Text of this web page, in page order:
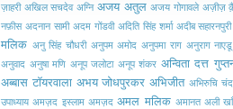
ज़ाहरी अखिल सचदेव अग्नि अजय अतुल अजय गोगावले अज़ीज़
नफ़ीस अदनान सामी अदम गोंडवी अदिति सिंह शर्मा अदीब सहारनपुरी
मलिक अनु सिंह चौधरी अनुपम अमोद अनुपमा राग अनुराग नाएडू
अनुवाद अनुषा मणि अनूप जलोटा अनूप शंकर अन्विता दत्त
अब्बास टॉयरवाला अभय जोधपुरकर अभिजीत अभिरुचि चंद
उपाध्याय अमज़द इस्लाम अमज़द अमल मलिक अमानत अली खाँ